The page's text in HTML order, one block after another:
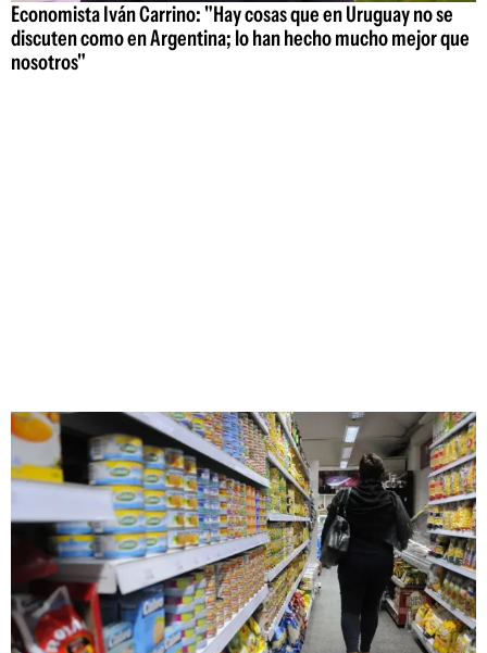
Economista Iván Carrino: "Hay cosas que en Uruguay no se
discuten como en Argentina; lo han hecho mucho mejor que
nosotros"